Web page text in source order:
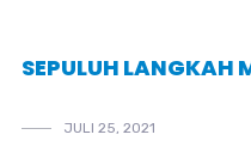
SEPULUH LANGKAH
JULI 25, 2021